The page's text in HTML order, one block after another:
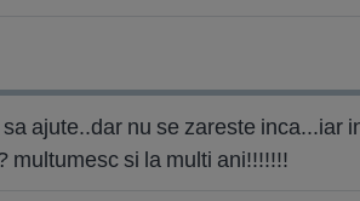
ajute..dar nu se zareste inca...iar
multumesc si la multi ani!!!!!!!